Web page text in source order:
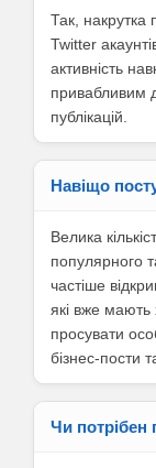
Так, накрутка
Twitter
активність
привабливим
публікацій.
Навіщо
Велика
популярного
частіше
які вже мають
просувати
бізнес-пости
Чи потрібен